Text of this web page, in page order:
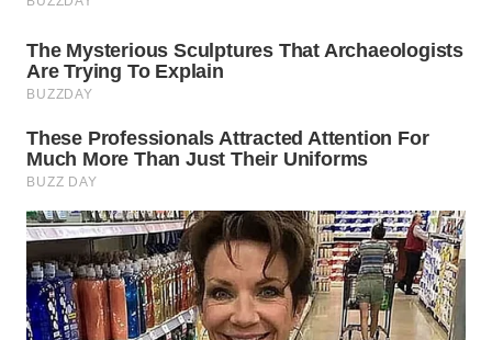
WN
TINGGI
PAKPAK
KARAWANG
WN
BEKASI